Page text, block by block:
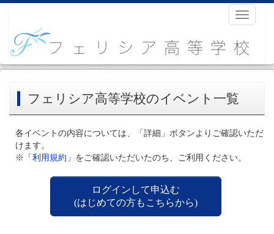
Toggle
フェリシア高等学校のイベント一覧
各イベントの内容については、「詳細」ボタンよりご確認いただ
けます。
※
「利用規約」 をご確認いただいたのち、ご利用ください。
ログインして申込む
(はじめての方もこちらから)